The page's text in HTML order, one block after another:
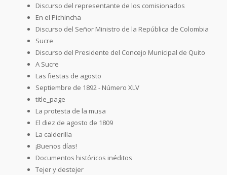
Discurso del representante de los comisionados
En el Pichincha
Discurso del Señor Ministro de la República de Colombia
Sucre
Discurso del Presidente del Concejo Municipal de Quito
A Sucre
Las fiestas de agosto
Septiembre de 1892 - Número XLV
title_page
La protesta de la musa
El diez de agosto de 1809
La calderilla
¡Buenos días!
Documentos históricos inéditos
Tejer y destejer